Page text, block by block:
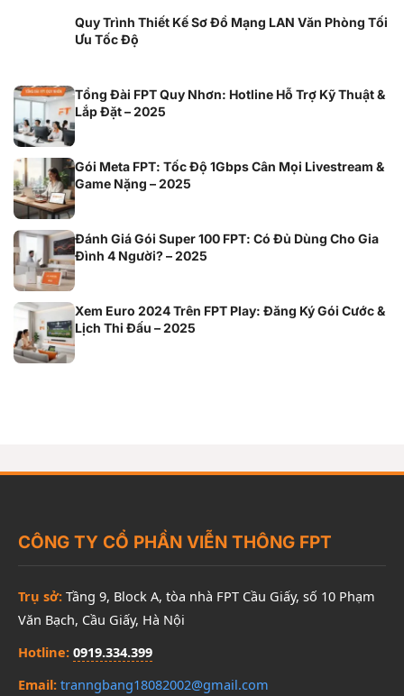
Quy Trình Thiết Kế Sơ Đồ Mạng LAN Văn Phòng Tối
Ưu Tốc Độ
Tổng Đài FPT Quy Nhơn: Hotline Hỗ Trợ Kỹ Thuật &
Lắp Đặt – 2025
Gói Meta FPT: Tốc Độ 1Gbps Cân Mọi Livestream &
Game Nặng – 2025
Đánh Giá Gói Super 100 FPT: Có Đủ Dùng Cho Gia
Đình 4 Người? – 2025
Xem Euro 2024 Trên FPT Play: Đăng Ký Gói Cước &
Lịch Thi Đấu – 2025
CÔNG TY CỔ PHẦN VIỄN THÔNG FPT
Trụ sở: Tầng 9, Block A, tòa nhà FPT Cầu Giấy, số 10 Phạm
Văn Bạch, Cầu Giấy, Hà Nội
Hotline: 0919.334.399
Email: tranngbang18082002@gmail.com